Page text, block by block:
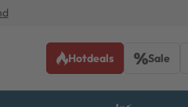
Hotdeals Sale